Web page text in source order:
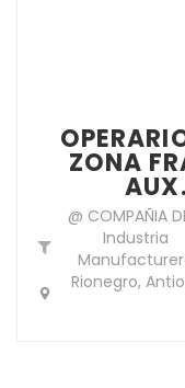
ZONA
@ COMPAÑIA
Industria
Rionegro,